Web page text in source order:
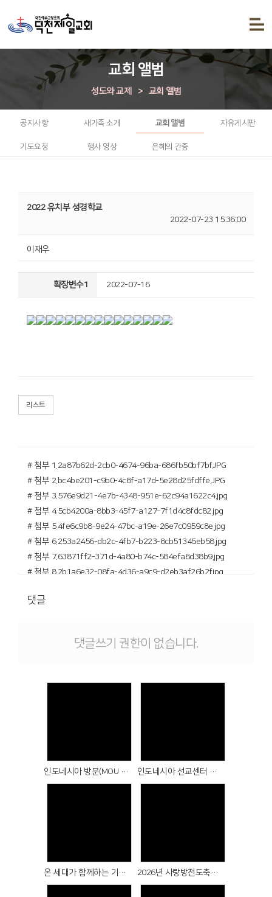
교회 앨범
성도와 교제 > 교회 앨범
공지사항 새가족 소개 교회 앨범 자유게시판
기도요청 행사 영상 은혜의 간증
2022 유치부 성경학교
2022-07-23 15:36:00
이재우
확장변수1 2022-07-16
리스트
# 첨부 1.2a87b62d-2cb0-4674-96ba-686fb50bf7bf.JPG
# 첨부 2.bc4be201-c9b0-4c8f-a17d-5e28d25fdffe.JPG
# 첨부 3.576e9d21-4e7b-4348-951e-62c94a1622c4.jpg
# 첨부 4.5cb4200a-8bb3-45f7-a127-7f1d4c8fdc82.jpg
# 첨부 5.4fe6c9b8-9e24-47bc-a19e-26e7c0959c8e.jpg
# 첨부 6.253a2456-db2c-4fb7-b223-8cb51345eb58.jpg
# 첨부 7.63871ff2-371d-4a80-b74c-584efa8d38b9.jpg
# 첨부 8.2b1a6e32-08fa-4d36-a9c9-d2eb3af26b2f.jpg
# 첨부 10.bfe5a410-2b88-49f5-947c-888f05663b95.jpg
# 첨부 13.aaa11469-3a1e-4328-9f24-7ad640f11edb.jpg
댓글
댓글쓰기 권한이 없습니다.
인도네시아 방문(MOU 체결 및 선교지 방문) 인도네시아 선교센터 완공 (BSIB 미전도 종족 전도센터)
온 세대가 함께하는 기도의 십일조 2026년 사랑방전도축제 드림식